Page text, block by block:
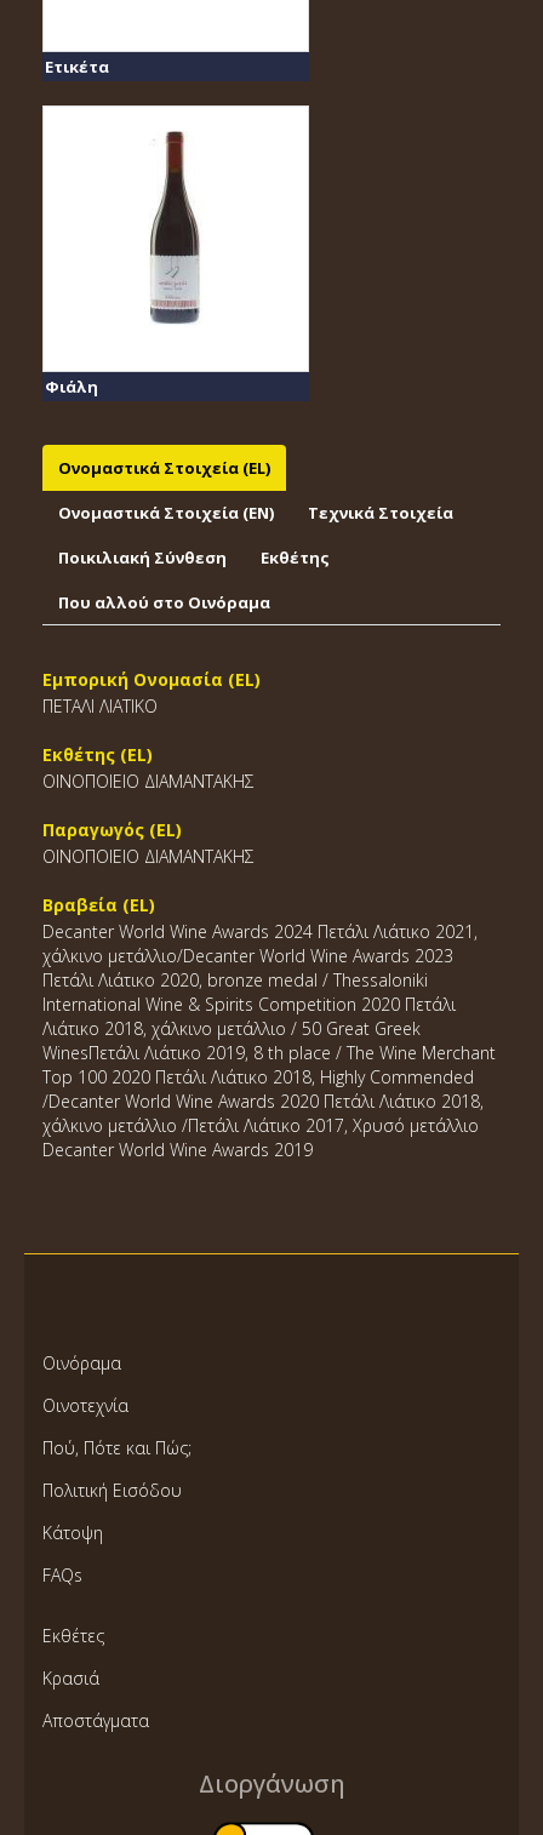
Ετικέτα
Φιάλη
Ονομαστικά Στοιχεία (EL)
Ονομαστικά Στοιχεία (EΝ) Τεχνικά Στοιχεία
Ποικιλιακή Σύνθεση Εκθέτης
Που αλλού στο Οινόραμα
Εμπορική Ονομασία (EL)
ΠΕΤΑΛΙ ΛΙΑΤΙΚΟ
Εκθέτης (EL)
ΟΙΝΟΠΟΙΕΙΟ ΔΙΑΜΑΝΤΑΚΗΣ
Παραγωγός (EL)
ΟΙΝΟΠΟΙΕΙΟ ΔΙΑΜΑΝΤΑΚΗΣ
Βραβεία (EL)
Decanter World Wine Awards 2024 Πετάλι Λιάτικο 2021,
χάλκινο μετάλλιο/Decanter World Wine Awards 2023
Πετάλι Λιάτικο 2020, bronze medal / Thessaloniki
International Wine & Spirits Competition 2020 Πετάλι
Λιάτικο 2018, χάλκινο μετάλλιο / 50 Great Greek
WinesΠετάλι Λιάτικο 2019, 8 th place / The Wine Merchant
Top 100 2020 Πετάλι Λιάτικο 2018, Highly Commended
/Decanter World Wine Awards 2020 Πετάλι Λιάτικο 2018,
χάλκινο μετάλλιο /Πετάλι Λιάτικο 2017, Χρυσό μετάλλιο
Decanter World Wine Awards 2019
Οινόραμα
Οινοτεχνία
Πού, Πότε και Πώς;
Πολιτική Εισόδου
Κάτοψη
FAQs
Εκθέτες
Κρασιά
Αποστάγματα
Διοργάνωση